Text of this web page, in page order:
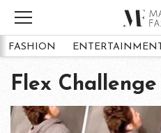
FASHION
Flex Challenge